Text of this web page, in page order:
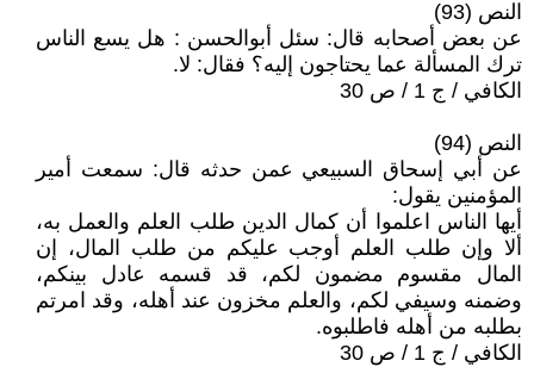
النص (93)
عن بعض أصحابه قال: سئل أبوالحسن : هل يسع الناس
ترك المسألة عما يحتاجون إليه؟ فقال: لا.
الكافي / ج 1 / ص 30
النص (94)
عن أبي إسحاق السبيعي عمن حدثه قال: سمعت أمير
المؤمنين يقول:
أيها الناس اعلموا أن كمال الدين طلب العلم والعمل به،
ألا وإن طلب العلم أوجب عليكم من طلب المال، إن
المال مقسوم مضمون لكم، قد قسمه عادل بينكم،
وضمنه وسيفي لكم، والعلم مخزون عند أهله، وقد امرتم
بطلبه من أهله فاطلبوه.
الكافي / ج 1 / ص 30